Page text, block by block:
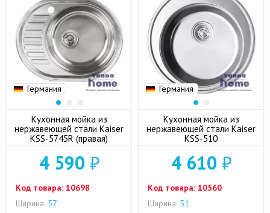
Германия
Кухонная мойка из
нержавеющей стали Kaiser
KSS-5745R (правая)
4 590 ₽
Код товара: 10698
Ширина: 57
Германия
Кухонная мойка из
нержавеющей стали Kaiser
KSS-510
4 610 ₽
Код товара: 10560
Ширина: 51